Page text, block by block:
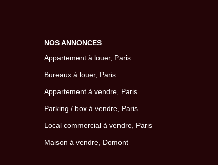
NOS ANNONCES
Appartement à louer, Paris
Bureaux à louer, Paris
Appartement à vendre, Paris
Parking / box à vendre, Paris
Local commercial à vendre, Paris
Maison à vendre, Domont